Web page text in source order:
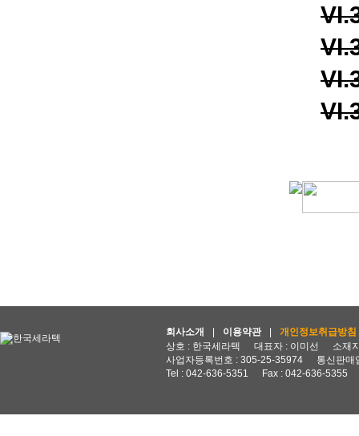
회사소개 이용약관
개인정보취급방침
상호 : 한국세라텍
대표자 : 이미선
소재
사업자등록번호 : 305-25-35974
통신판매
Tel : 042-636-5351
Fax : 042-636-5355